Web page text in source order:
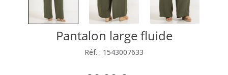
Pantalon large fluide
Réf. : 1543007633